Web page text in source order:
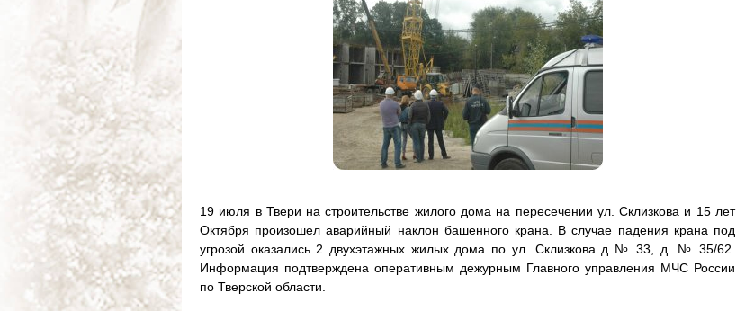
19 июля в Твери на строительстве жилого дома на пересечении ул. Склизкова и 15 лет
Октября произошел аварийный наклон башенного крана. В случае падения крана под
угрозой оказались 2 двухэтажных жилых дома по ул. Склизкова д.№ 33, д. № 35/62.
Информация подтверждена оперативным дежурным Главного управления МЧС России
по Тверской области.